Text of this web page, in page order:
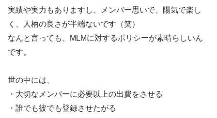
実績や実力もありますし、メンバー思いで、陽気で楽し
く、人柄の良さが半端ないです（笑）
なんと言っても、MLMに対するポリシーが素晴らしいん
です。
世の中には、
・大切なメンバーに必要以上の出費をさせる
・誰でも彼でも登録させたがる